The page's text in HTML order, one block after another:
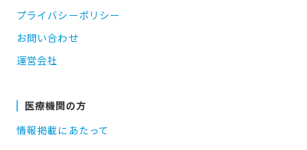
プライバシーポリシー
お問い合わせ
運営会社
医療機関の方
情報掲載にあたって